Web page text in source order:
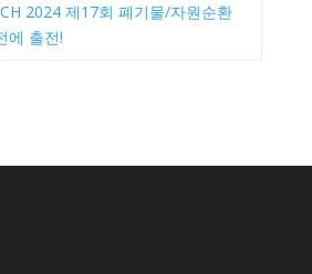
2024 제17회 폐기물/자원순환
에 출전!